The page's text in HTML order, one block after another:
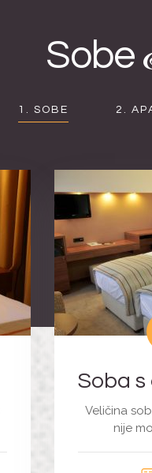
Sobe
1. SOBE 2.
Veličina
nije